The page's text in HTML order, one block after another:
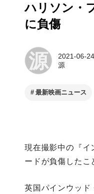
ハリソン・
に負傷
源
2021-06-24
源
最新映画ニュース
現在撮影中の『イ
ードが負傷したこ
英国パインウッド